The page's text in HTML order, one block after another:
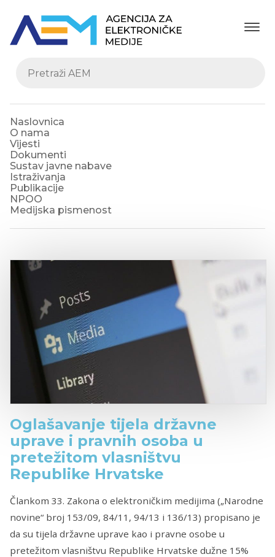
Naslovnica
O nama
Vijesti
Dokumenti
Sustav javne nabave
Istraživanja
Publikacije
NPOO
Medijska pismenost
Oglašavanje tijela državne
uprave i pravnih osoba u
pretežitom vlasništvu
Republike Hrvatske
Člankom 33. Zakona o elektroničkim medijima („Narodne
novine“ broj 153/09, 84/11, 94/13 i 136/13) propisano je
da su tijela državne uprave kao i pravne osobe u
pretežitom vlasništvu Republike Hrvatske dužne 15%